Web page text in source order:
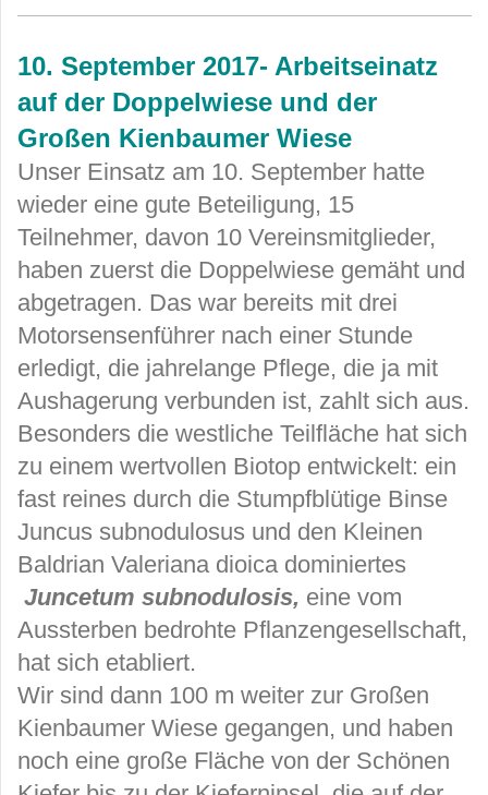
10. September 2017- Arbeitseinatz
auf der Doppelwiese und der
Großen Kienbaumer Wiese
Unser Einsatz am 10. September hatte
wieder eine gute Beteiligung, 15
Teilnehmer, davon 10 Vereinsmitglieder,
haben zuerst die Doppelwiese gemäht und
abgetragen. Das war bereits mit drei
Motorsensenführer nach einer Stunde
erledigt, die jahrelange Pflege, die ja mit
Aushagerung verbunden ist, zahlt sich aus.
Besonders die westliche Teilfläche hat sich
zu einem wertvollen Biotop entwickelt: ein
fast reines durch die Stumpfblütige Binse
Juncus subnodulosus und den Kleinen
Baldrian Valeriana dioica dominiertes
Juncetum subnodulosis, eine vom
Aussterben bedrohte Pflanzengesellschaft,
hat sich etabliert.
Wir sind dann 100 m weiter zur Großen
Kienbaumer Wiese gegangen, und haben
noch eine große Fläche von der Schönen